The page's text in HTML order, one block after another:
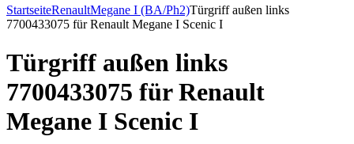
StartseiteRenaultMegane I (BA/Ph2)Türgriff außen links
7700433075 für Renault Megane I Scenic I
Türgriff außen links
7700433075 für Renault
Megane I Scenic I